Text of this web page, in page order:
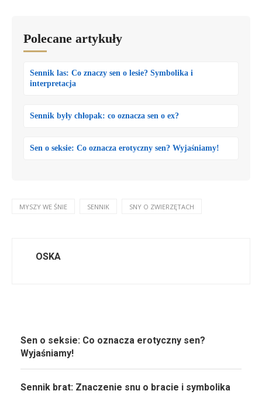
Polecane artykuły
Sennik las: Co znaczy sen o lesie? Symbolika i
interpretacja
Sennik były chłopak: co oznacza sen o ex?
Sen o seksie: Co oznacza erotyczny sen? Wyjaśniamy!
MYSZY WE ŚNIE SENNIK SNY O ZWIERZĘTACH
OSKA
Sen o seksie: Co oznacza erotyczny sen?
Wyjaśniamy!
Sennik brat: Znaczenie snu o bracie i symbolika